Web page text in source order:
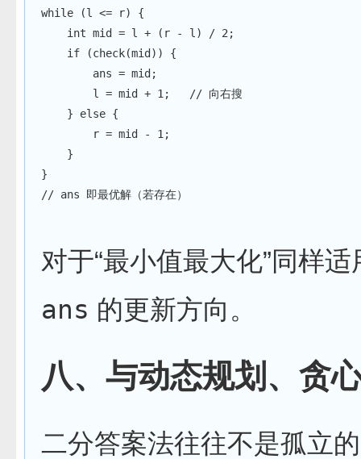
while
(l <= r)
{
int mid = l + ( r - l ) / 2 ;
if
(check(mid ) )
{
        ans
= mid ;
        l
= mid + 1 ;
// 向右搜
}
else {
        r
= mid - 1 ;
}
}
// ans 即最优解（若存在）
对于“最小值最大化”同样
ans 的更新方向。
八、与动态规划、贪
二分答案法往往不是孤立